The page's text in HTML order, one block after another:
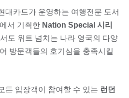
대카드가 운영하는 여행전문 도서
에서 기획한 Nation Special 시리
도 위트 넘치는 나라 영국의 다양
방문객들의 호기심을 충족시킬
든 입장객이 참여할 수 있는 런던